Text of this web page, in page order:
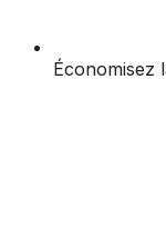
Économisez